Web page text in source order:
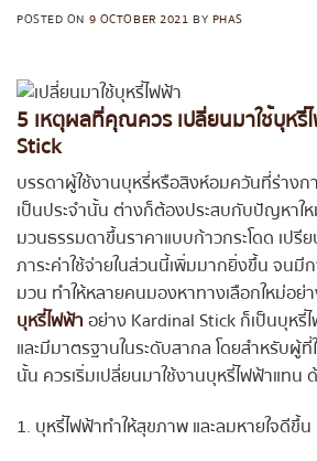
POSTED ON 9 OCTOBER 2021 BY PHAS
5 เหตุผลที่คุณควร เปลี่ยนมาใช้บุหรี่
Stick
บรรดาผู้ใช้งานบุหรี่หรือสิงห์อมควันที่ร่างก
เป็นประจำนั้น ต่างก็ต้องประสบกับปัญหาใ
มวนธรรมดาขึ้นราคาแบบก้าวกระโดด เปรี
ภาระค่าใช้จ่ายในส่วนนี้เพิ่มมากยิ่งขึ้น จน
มวน ทำให้หลายคนมองหาทางเลือกใหม่อย่
บุหรี่ไฟฟ้าอย่าง Kardinal Stick ก็เป็นบุหรี่
และมีมาตรฐานในระดับสากล โดยสำหรับผู้
นั้น ควรเริ่มเปลี่ยนมาใช้งานบุหรี่ไฟฟ้าแทน
1. บุหรี่ไฟฟ้าทำให้สุขภาพ และลมหายใจดีขึ้น